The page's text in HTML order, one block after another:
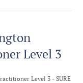
Level 3
Level 3 - SURE